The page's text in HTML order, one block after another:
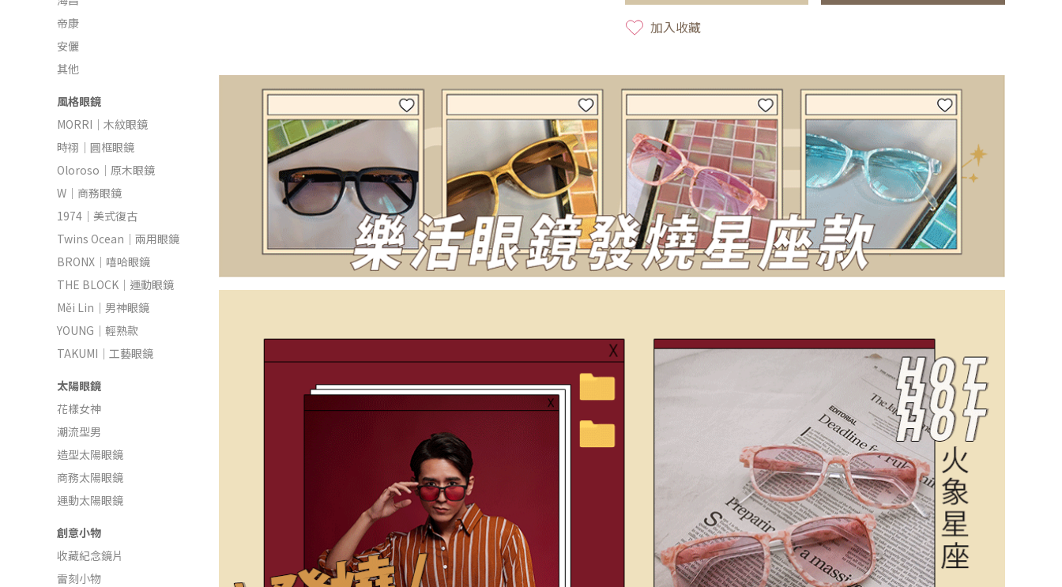
帝康
安儷
其他
風格眼鏡
MORRI｜木紋眼鏡
時祤｜圓框眼鏡
Oloroso｜原木眼鏡
W｜商務眼鏡
1974｜美式復古
Twins Ocean｜兩用眼鏡
BRONX｜嘻哈眼鏡
THE BLOCK｜運動眼鏡
Měi Lin｜男神眼鏡
YOUNG｜輕熟款
TAKUMI｜工藝眼鏡
太陽眼鏡
花樣女神
潮流型男
造型太陽眼鏡
商務太陽眼鏡
運動太陽眼鏡
創意小物
收藏紀念鏡片
雷刻小物
加入收藏